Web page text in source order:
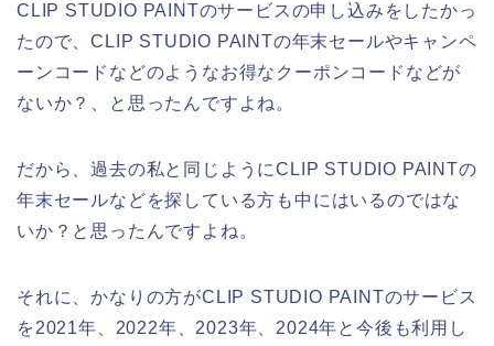
CLIP STUDIO PAINTのサービスの申し込みをしたかっ
たので、CLIP STUDIO PAINTの年末セールやキャンペ
ーンコードなどのようなお得なクーポンコードなどが
ないか？、と思ったんですよね。
だから、過去の私と同じようにCLIP STUDIO PAINTの
年末セールなどを探している方も中にはいるのではな
いか？と思ったんですよね。
それに、かなりの方がCLIP STUDIO PAINTのサービス
を2021年、2022年、2023年、2024年と今後も利用し